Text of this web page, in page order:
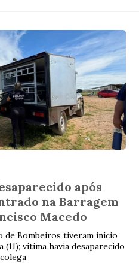
após
na Barragem
Macedo
de Bombeiros tiveram início
vítima havia desaparecido